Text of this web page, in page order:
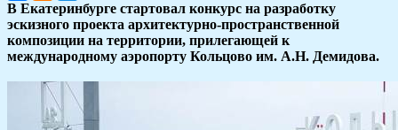
В Екатеринбурге стартовал конкурс на разработку
эскизного проекта архитектурно-пространственной
композиции на территории, прилегающей к
международному аэропорту Кольцово им. А.Н. Демидова.